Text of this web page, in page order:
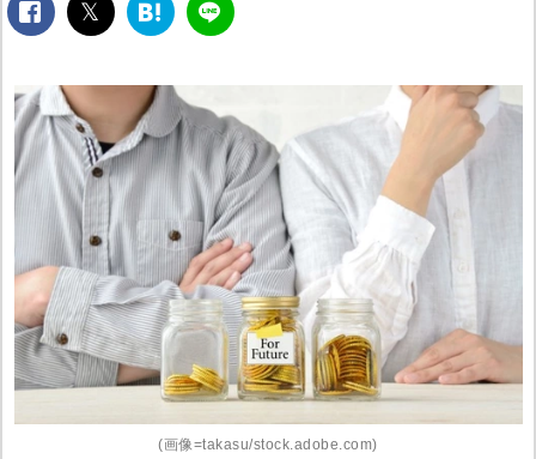
facebook
twitterは
ブ
ッ
ク
マ
ー
LINE
(画像=takasu/stock.adobe.com)